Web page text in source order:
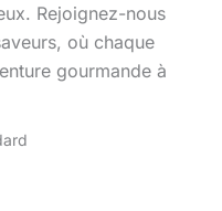
Rejoignez-nous
où chaque
gourmande à